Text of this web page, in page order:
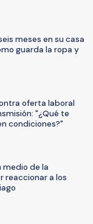
meses en su casa
guarda la ropa y
oferta laboral
"¿Qué te
condiciones?"
medio de la
reaccionar a los